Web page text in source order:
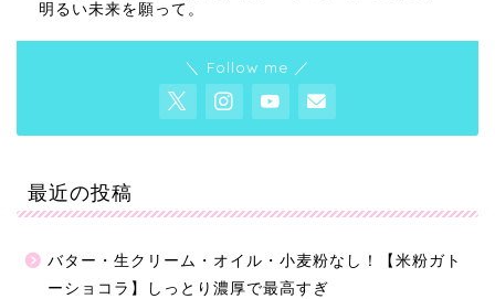
明るい未来を願って。
＼ Follow me ／
最近の投稿
バター・生クリーム・オイル・小麦粉なし！【米粉ガト
ーショコラ】しっとり濃厚で最高すぎ